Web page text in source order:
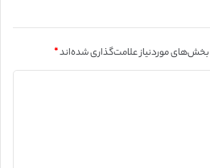
بخش‌های موردنیاز علامت‌گذاری شده‌اند*